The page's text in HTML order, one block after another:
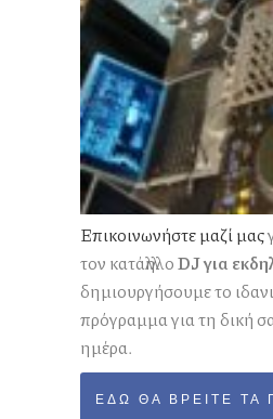
Επικοινωνήστε μαζί μας
τον κατάλληλοDJ για
δημιουργήσουμε το
πρόγραμμα για τη δική
ημέρα.
ΕΔΏ ΘΑ ΒΡΕΊΤΕ ΤΑ